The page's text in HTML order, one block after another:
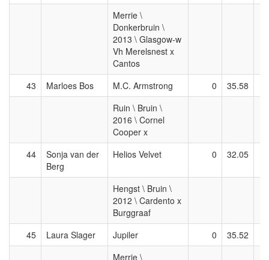
Merrie \
Donkerbruin \
2013 \ Glasgow-w
Vh Merelsnest x
Cantos
43
Marloes Bos M.C. Armstrong 0
35.58
Ruin \ Bruin \
2016 \ Cornel
Cooper x
44
Sonja van der
Berg
Helios Velvet 0 32.05
Hengst \ Bruin \
2012 \ Cardento x
Burggraaf
45
Laura Slager Jupiler 0
35.52
Merrie \